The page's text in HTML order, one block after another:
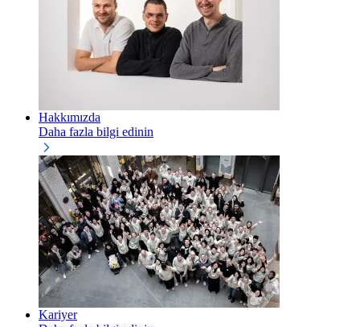
Hakkımızda
Daha fazla bilgi edinin
Kariyer